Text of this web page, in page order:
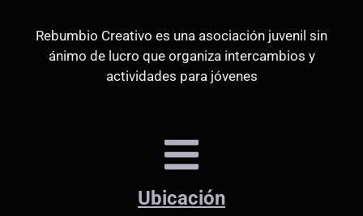
Rebumbio Creativo es una asociación juvenil sin
ánimo de lucro que organiza intercambios y
actividades para jóvenes
Ubicación